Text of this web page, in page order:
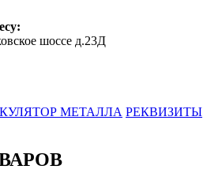
шоссе д.23Д
МЕТАЛЛА РЕКВИЗИТЫ